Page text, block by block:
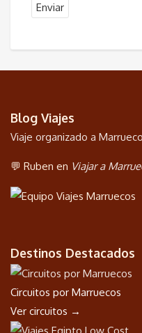
Blog Viajes
Viaje organizado a
💬 Ruben en Viajar a
Destinos Destacados
Circuitos por Marruecos
Ver circuitos →